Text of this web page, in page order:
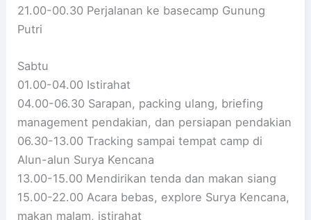
21.00-00.30 Perjalanan ke basecamp Gunung
Putri
Sabtu
01.00-04.00 Istirahat
04.00-06.30 Sarapan, packing ulang, briefing
management pendakian, dan persiapan pendakian
06.30-13.00 Tracking sampai tempat camp di
Alun-alun Surya Kencana
13.00-15.00 Mendirikan tenda dan makan siang
15.00-22.00 Acara bebas, explore Surya Kencana,
makan malam, istirahat